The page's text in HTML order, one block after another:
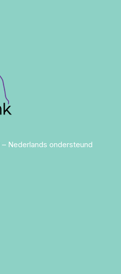
Nederlands ondersteund